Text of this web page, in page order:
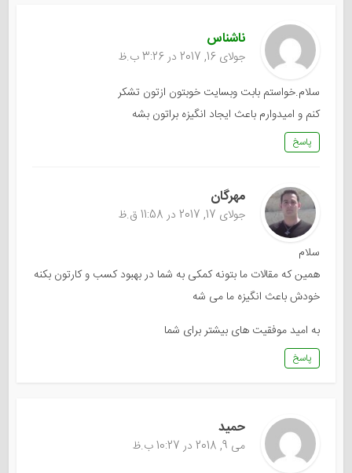
ناشناس
جولای 16, 2017 در 3:26 ب.ظ
سلام.خواستم بابت وبسایت خوبتون ازتون تشکر
کنم و امیدوارم باعث ایجاد انگیزه براتون بشه
پاسخ
مهرگان
جولای 17, 2017 در 11:58 ق.ظ
سلام
همین که مقالات ما بتونه کمکی به شما در بهبود کسب و کارتون بکنه
خودش باعث انگیزه ما می شه
به امید موفقیت های بیشتر برای شما
پاسخ
حمید
می 9, 2018 در 10:27 ب.ظ